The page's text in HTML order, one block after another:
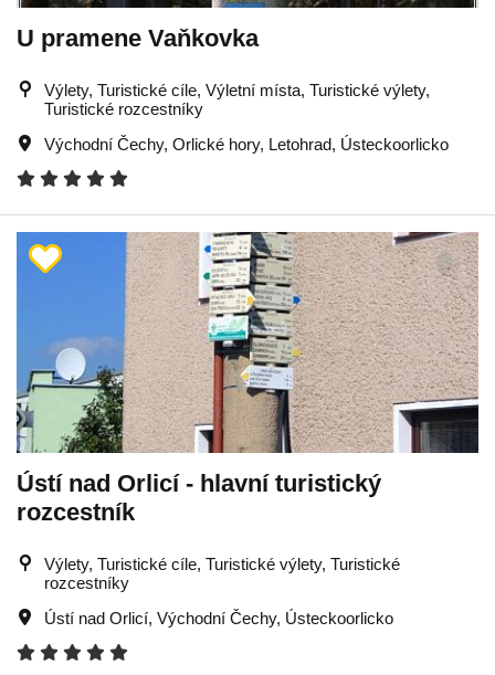
U pramene Vaňkovka
Výlety, Turistické cíle, Výletní místa, Turistické výlety,
Turistické rozcestníky
Východní Čechy, Orlické hory, Letohrad, Ústeckoorlicko
Ústí nad Orlicí - hlavní turistický
rozcestník
Výlety, Turistické cíle, Turistické výlety, Turistické
rozcestníky
Ústí nad Orlicí, Východní Čechy, Ústeckoorlicko